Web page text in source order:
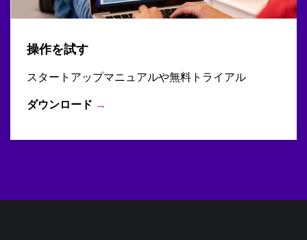
操作を試す
スタートアップマニュアルや無料トライアル
ダウンロード →